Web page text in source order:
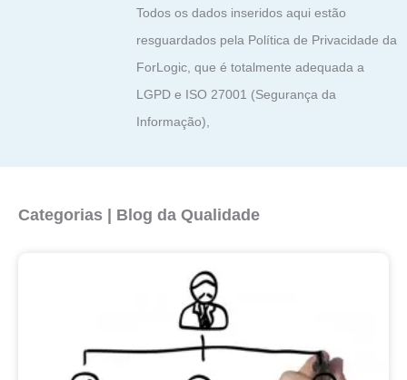
Todos os dados inseridos aqui estão
resguardados pela Política de Privacidade da
ForLogic, que é totalmente adequada a
LGPD e ISO 27001 (Segurança da
Informação),
Categorias | Blog da Qualidade